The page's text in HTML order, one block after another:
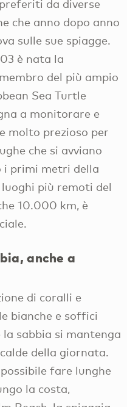
da diverse
che anno dopo anno
sulle sue spiagge.
è nata la
del più ampio
Sea Turtle
a monitorare e
molto prezioso per
che si avviano
i primi metri della
più remoti del
10.000 km, è
anche a
di coralli e
bianche e soffici
sabbia si mantenga
della giornata.
fare lunghe
la costa,